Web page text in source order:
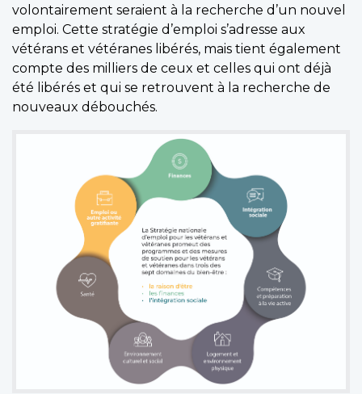
volontairement seraient à la recherche d’un nouvel
emploi. Cette stratégie d’emploi s’adresse aux
vétérans et vétéranes libérés, mais tient également
compte des milliers de ceux et celles qui ont déjà
été libérés et qui se retrouvent à la recherche de
nouveaux débouchés.